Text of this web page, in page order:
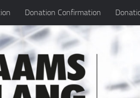
Donation Confirmation